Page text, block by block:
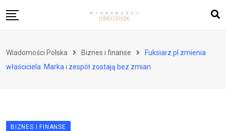
to
Zdrowie i styl życia
Wiadomości Polska Biznes i finanse
Fuksiarz.pl zmienia
właściciela. Marka i zespół zostają bez zmian
BIZNES I FINANSE